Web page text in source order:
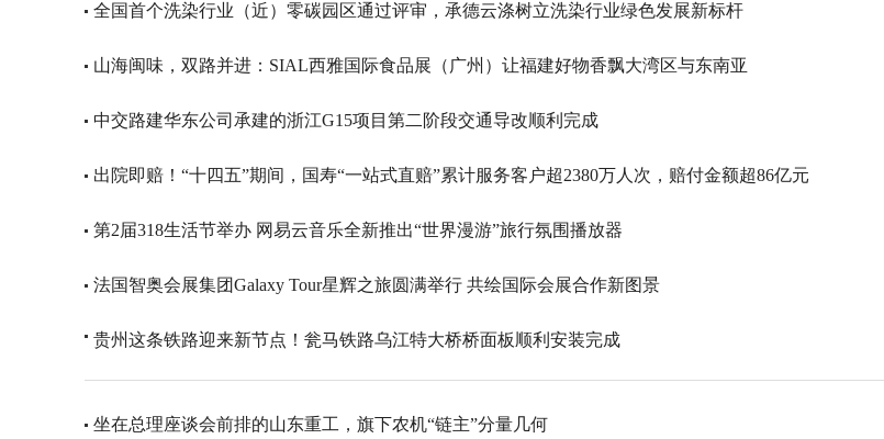
全国首个洗染行业（近）零碳园区通过评审，承德云涤树立洗染行业绿色发展新标杆
山海闽味，双路并进：SIAL西雅国际食品展（广州）让福建好物香飘大湾区与东南亚
中交路建华东公司承建的浙江G15项目第二阶段交通导改顺利完成
出院即赔！“十四五”期间，国寿“一站式直赔”累计服务客户超2380万人次，赔付金额超86亿元
第2届318生活节举办 网易云音乐全新推出“世界漫游”旅行氛围播放器
法国智奥会展集团Galaxy Tour星辉之旅圆满举行 共绘国际会展合作新图景
贵州这条铁路迎来新节点！瓮马铁路乌江特大桥桥面板顺利安装完成​
坐在总理座谈会前排的山东重工，旗下农机“链主”分量几何​